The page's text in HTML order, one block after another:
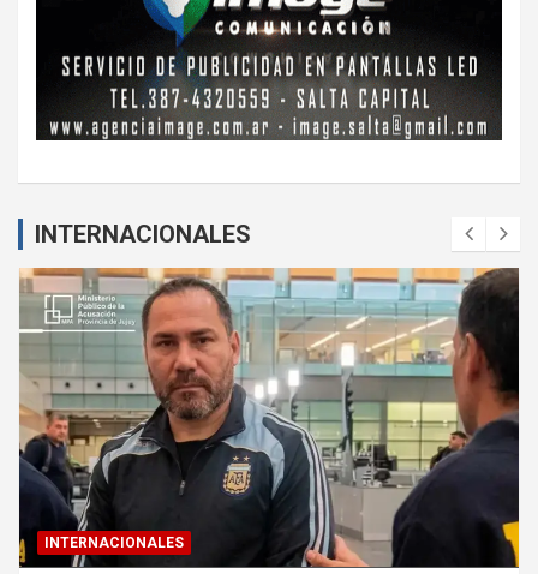
INTERNACIONALES
INTERNACIONALES